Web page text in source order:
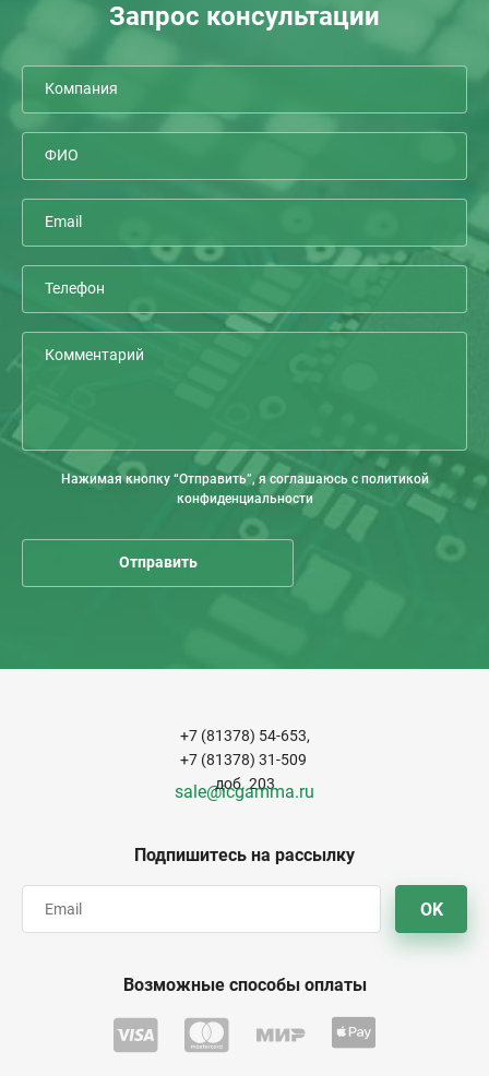
Запрос консультации
Нажимая кнопку “Отправить”, я соглашаюсь с политикой
конфиденциальности
Подпишитесь на рассылку
OK
+7 (81378) 54-653,
+7 (81378) 31-509
доб. 203
sale@icgamma.ru
Возможные способы оплаты